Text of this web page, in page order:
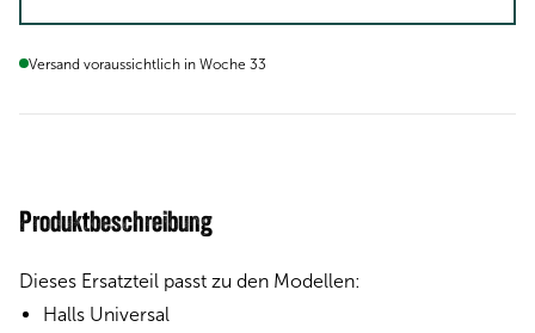
Versand voraussichtlich in Woche 33
Produktbeschreibung
Dieses Ersatzteil passt zu den Modellen:
Halls Universal